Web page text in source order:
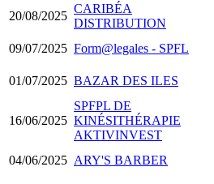
20/08/2025
CARIBÉA
DISTRIBUTION
09/07/2025 Form@legales - SPFL
01/07/2025 BAZAR DES ILES
16/06/2025
SPFPL DE
KINÉSITHÉRAPIE
AKTIVINVEST
04/06/2025 ARY'S BARBER